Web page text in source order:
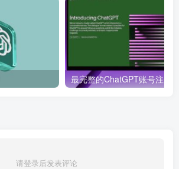
请登录后发表评论